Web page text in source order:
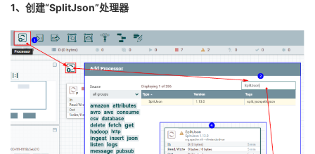
1、创建“SplitJson”处理器